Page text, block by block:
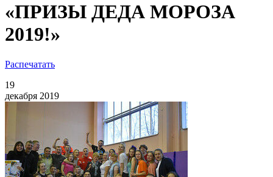
«ПРИЗЫ ДЕДА МОРОЗА
2019!»
Распечатать
19
декабря 2019